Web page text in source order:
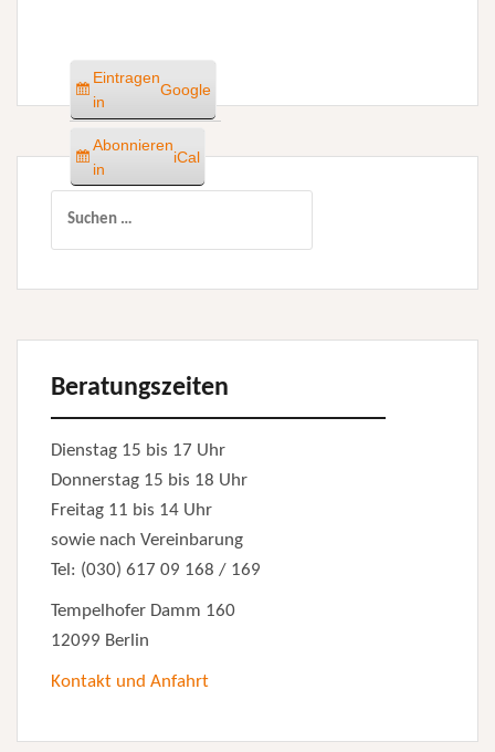
Eintragen
in
Google
Abonnieren
in
iCal
Beratungszeiten
Dienstag 15 bis 17 Uhr
Donnerstag 15 bis 18 Uhr
Freitag 11 bis 14 Uhr
sowie nach Vereinbarung
Tel: (030) 617 09 168 / 169
Tempelhofer Damm 160
12099 Berlin
Kontakt und Anfahrt